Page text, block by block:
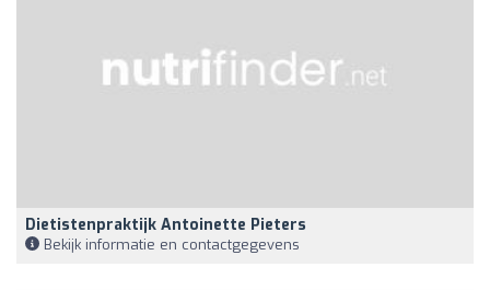
Dietistenpraktijk Antoinette Pieters
Bekijk informatie en contactgegevens